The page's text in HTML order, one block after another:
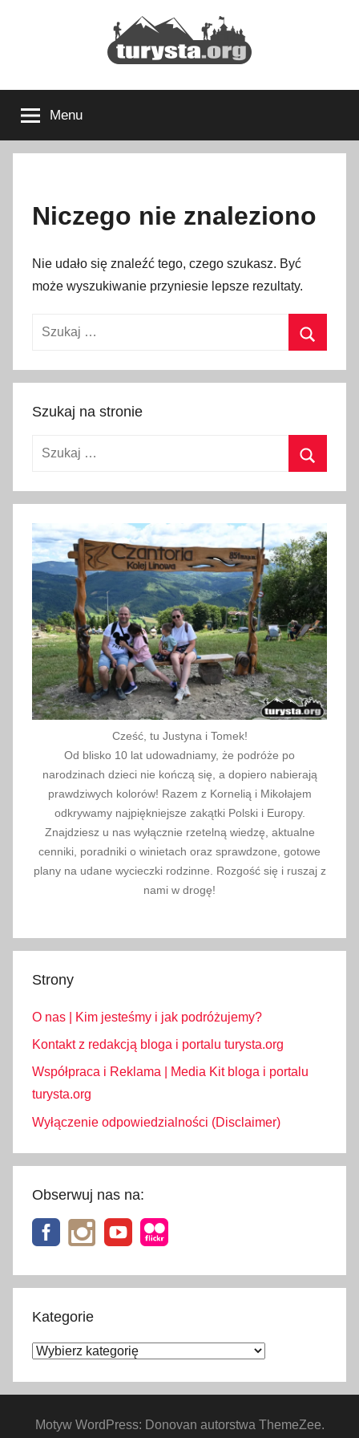
Turysta.org
podróżniczy
i
portal
Menu
Niczego nie znaleziono
Nie udało się znaleźć tego, czego szukasz. Być
może wyszukiwanie przyniesie lepsze rezultaty.
Szukaj:
Szukaj na stronie
Szukaj:
Cześć, tu Justyna i Tomek!
Od blisko 10 lat udowadniamy, że podróże po
narodzinach dzieci nie kończą się, a dopiero nabierają
prawdziwych kolorów! Razem z Kornelią i Mikołajem
odkrywamy najpiękniejsze zakątki Polski i Europy.
Znajdziesz u nas wyłącznie rzetelną wiedzę, aktualne
cenniki, poradniki o winietach oraz sprawdzone, gotowe
plany na udane wycieczki rodzinne. Rozgość się i ruszaj z
nami w drogę!
Strony
O nas | Kim jesteśmy i jak podróżujemy?
Kontakt z redakcją bloga i portalu turysta.org
Współpraca i Reklama | Media Kit bloga i portalu
turysta.org
Wyłączenie odpowiedzialności (Disclaimer)
Obserwuj nas na:
Kategorie
Kategorie
Motyw WordPress: Donovan autorstwa ThemeZee.